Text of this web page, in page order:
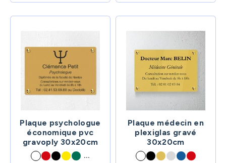
Plaque psychologue
économique pvc
gravoply 30x20cm
...
Plaque médecin en
plexiglas gravé
30x20cm